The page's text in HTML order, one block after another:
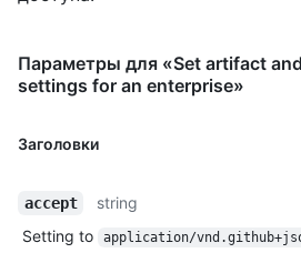
Параметры для «Set artifact
settings for an enterprise»
Заголовки
accept
string
Setting to
application/